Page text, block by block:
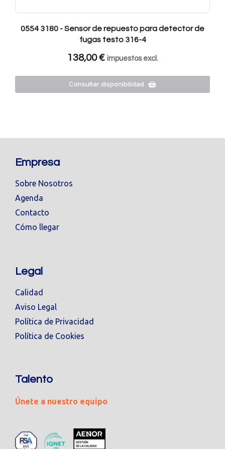
0554 3180 - Sensor de repuesto para detector de
fugas testo 316-4
138,00€ impuestos excl.
Consultar disponibilidad
Empresa
Sobre Nosotros
Agenda
Contacto
Cómo llegar
Legal
Calidad
Aviso Legal
Política de Privacidad
Política de Cookies
Talento
Únete a nuestro equipo